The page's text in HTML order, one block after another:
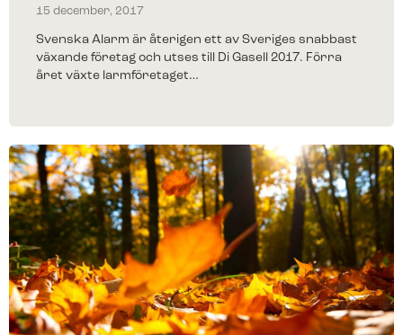
15 december, 2017
Svenska Alarm är återigen ett av Sveriges snabbast
växande företag och utses till Di Gasell 2017. Förra
året växte larmföretaget…